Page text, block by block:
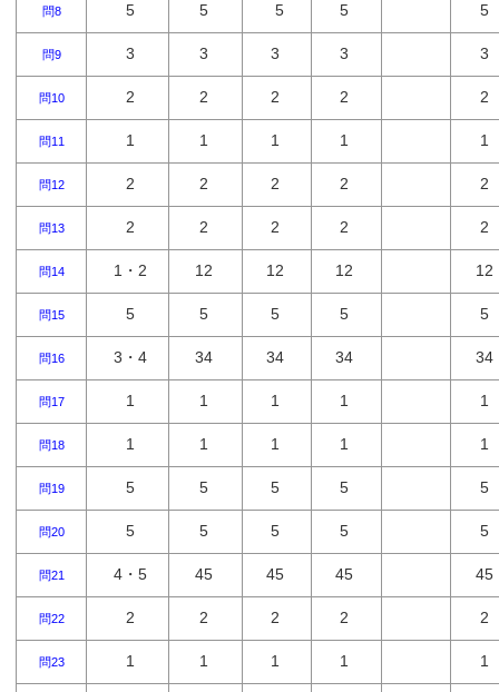
問8 5 5 5 5 5
問9 3 3 3 3 3
問10 2 2 2 2 2
問11 1 1 1 1 1
問12 2 2 2 2 2
問13 2 2 2 2 2
問14 1・2 12 12 12 12
問15 5 5 5 5 5
問16 3・4 34 34 34 34
問17 1 1 1 1 1
問18 1 1 1 1 1
問19 5 5 5 5 5
問20 5 5 5 5 5
問21 4・5 45 45 45 45
問22 2 2 2 2 2
問23 1 1 1 1 1